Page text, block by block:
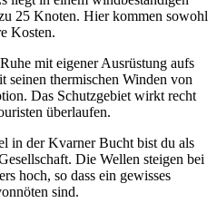
25 Knoten. Hier kommen sowohl
Kosten.
mit eigener Ausrüstung aufs
seinen thermischen Winden von
Das Schutzgebiet wirkt recht
überlaufen.
in der Kvarner Bucht bist du als
Die Wellen steigen bei
hoch, so dass ein gewisses
sind.